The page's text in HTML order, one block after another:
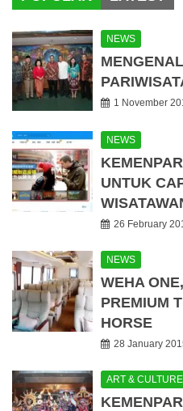
NEWS
1 November
NEWS
UNTUK
26 February
NEWS
WEHA
PREMIUM
HORSE
28 January
ART & CULTURE